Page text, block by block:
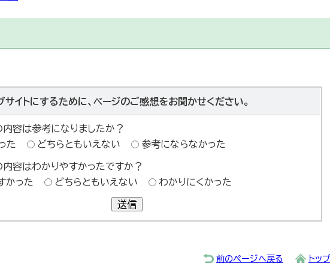
サイトにするために、ページのご感想をお聞かせください。
内容は参考になりましたか？
た
どちらともいえない 参考にならなかった
内容はわかりやすかったですか？
かった
どちらともいえない わかりにくかった
送信
前のページへ戻る トッ